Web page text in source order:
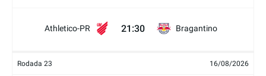
Athletico-PR 21:30 Bragantino
Rodada 23 16/08/2026